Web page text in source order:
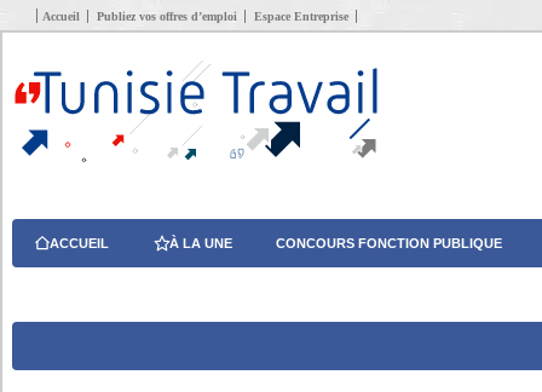
Accueil Publiez vos offres d’emploi Espace Entreprise
ACCUEIL À LA UNE CONCOURS FONCTION PUBLIQUE